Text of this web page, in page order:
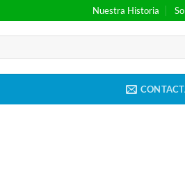
Nuestra Historia